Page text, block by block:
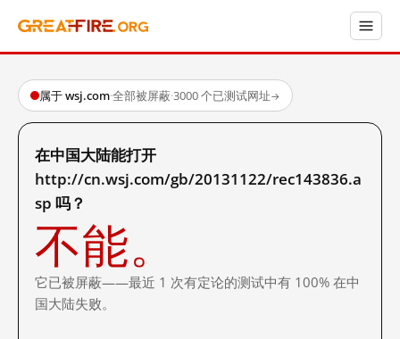
属于 wsj.com·全部被屏蔽·3000 个已测试网址→
在中国大陆能打开
http://cn.wsj.com/gb/20131122/rec143836.a
sp 吗？
不能。
它已被屏蔽——最近 1 次有定论的测试中有 100% 在中
国大陆失败。